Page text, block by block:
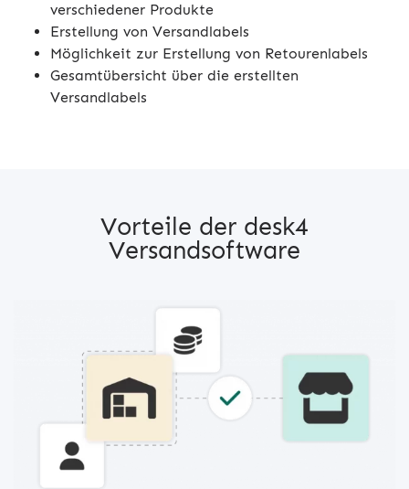
verschiedener Produkte
Erstellung von Versandlabels
Möglichkeit zur Erstellung von Retourenlabels
Gesamtübersicht über die erstellten
Versandlabels
Vorteile der desk4
Versandsoftware